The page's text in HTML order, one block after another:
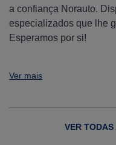
a confiança Norauto.
especializados que lhe
Esperamos por si!
Ver mais
VER TODAS